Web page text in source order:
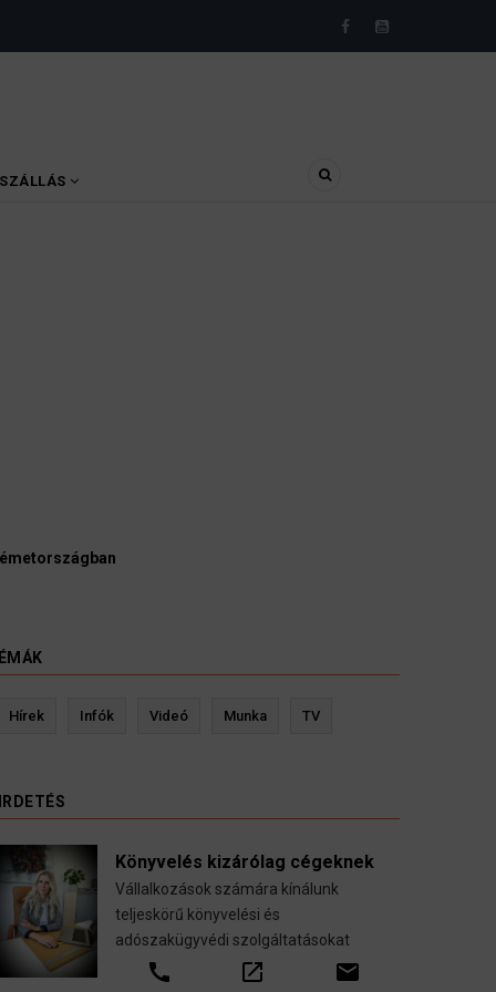
SZÁLLÁS
bírák és ügyészek szerint a német politikának mielőbb
Kevin Ressler biztosítási szakértő
Hírek Infók Videó Munka TV
Könyvelés kizárólag cégeknek
Vállalkozások számára kínálunk
teljeskörű könyvelési és
adószakügyvédi szolgáltatásokat
call open_in_new email